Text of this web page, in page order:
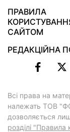
ПРАВИЛА
САЙТОМ
РЕДАКЦІЙНА
Всі права на
належать ТОВ
дозволяється
розділі